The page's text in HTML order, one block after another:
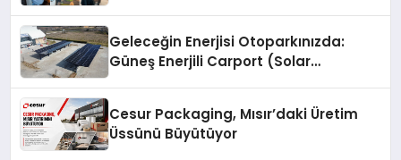
Geleceğin Enerjisi Otoparkınızda:
Güneş Enerjili Carport (Solar
Cesur Packaging, Mısır’daki Üretim
Üssünü Büyütüyor